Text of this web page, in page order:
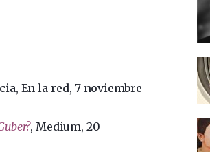
En la red, 7 noviembre
, Medium, 20